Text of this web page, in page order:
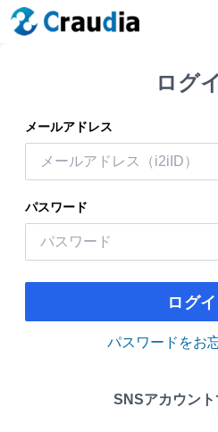
ログ
メールアドレス
パスワード
ログ
パスワードをお
SNSアカウン